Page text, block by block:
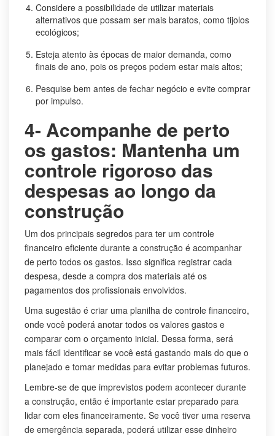
Considere a possibilidade de utilizar materiais
alternativos que possam ser mais baratos, como tijolos
ecológicos;
Esteja atento às épocas de maior demanda, como
finais de ano, pois os preços podem estar mais altos;
Pesquise bem antes de fechar negócio e evite comprar
por impulso.
4- Acompanhe de perto
os gastos: Mantenha um
controle rigoroso das
despesas ao longo da
construção
Um dos principais segredos para ter um controle
financeiro eficiente durante a construção é acompanhar
de perto todos os gastos. Isso significa registrar cada
despesa, desde a compra dos materiais até os
pagamentos dos profissionais envolvidos.
Uma sugestão é criar uma planilha de controle financeiro,
onde você poderá anotar todos os valores gastos e
comparar com o orçamento inicial. Dessa forma, será
mais fácil identificar se você está gastando mais do que o
planejado e tomar medidas para evitar problemas futuros.
Lembre-se de que imprevistos podem acontecer durante
a construção, então é importante estar preparado para
lidar com eles financeiramente. Se você tiver uma reserva
de emergência separada, poderá utilizar esse dinheiro